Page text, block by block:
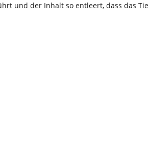
und der Inhalt so entleert, dass das